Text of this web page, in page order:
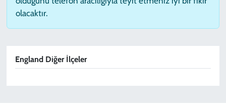
olacaktır.
England Diğer İlçeler